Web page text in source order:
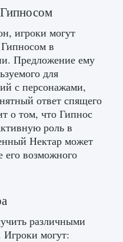
EPalworld
0 0
EA
игроки могут
Гипносом в
Предложение ему
для
с персонажами,
ответ спящего
о том, что Гипнос
роль в
Нектар может
его возможного
различными
Игроки могут: